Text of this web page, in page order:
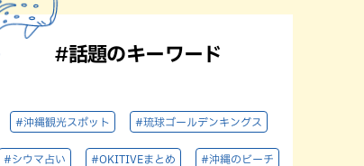
#話題のキーワード
#沖縄観光スポット #琉球ゴールデンキングス
#シウマ占い #OKITIVEまとめ #沖縄のビーチ